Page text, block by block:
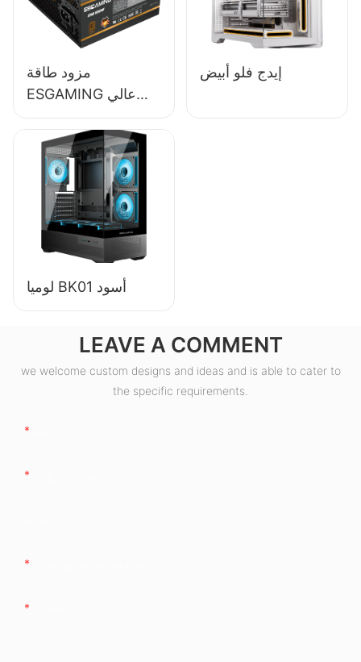
الكمبيوتر المكتبية
ESB650W
مزود طاقة
ESGAMING عالي
الجودة بقدرة 550
وحاصل على شهادة
80+ برونزية لأجهزة
الكمبيوتر المكتبية
ESB550W
إيدج فلو أبيض
لوميا BK01 أسود
LEAVE A COMMENT
we welcome custom designs and ideas and is able to cater to
the specific requirements.